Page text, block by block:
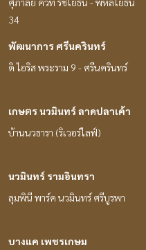
34
พัฒนาการ ศรีนครินทร์
ดิ ไอริส พระราม 9 - ศรีนครินทร์
เกษตร นวมินทร์ ลาดปลาเค้า
บ้านนวธารา (ริเวอร์ไลฟ์)
นวมินทร์ รามอินทรา
ลุมพินี พาร์ค นวมินทร์ ศรีบูรพา
บางแค เพชรเกษม